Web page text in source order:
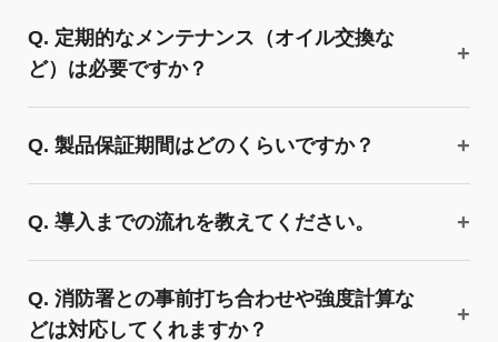
Q. 定期的なメンテナンス（オイル交換な
ど）は必要ですか？
Q. 製品保証期間はどのくらいですか？
Q. 導入までの流れを教えてください。
Q. 消防署との事前打ち合わせや強度計算な
どは対応してくれますか？